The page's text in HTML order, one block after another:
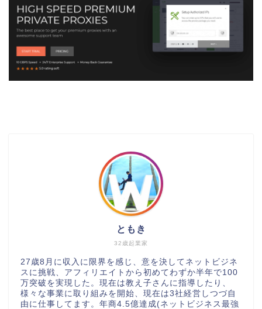
32歳起業家
ともき
27歳8月に収入に限界を感じ、意を決してネットビジネ
スに挑戦、アフィリエイトから初めてわずか半年で100
万突破を実現した。現在は教え子さんに指導したり、
様々な事業に取り組みを開始、現在は3社経営しつづ自
由に仕事してます。年商4.5億達成(ネットビジネス最強